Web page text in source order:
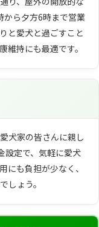
から夕方6時まで営業
と愛犬と過ごすこと
維持にも最適です。
犬家の皆さんに親し
設定で、気軽に愛犬
にも負担が少なく、
しょう。